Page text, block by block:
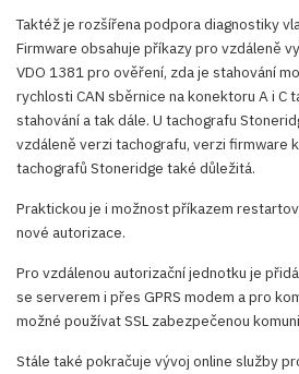
Taktéž je rozšířena podpora diagnostiky
Firmware obsahuje příkazy pro vzdáleně
VDO 1381 pro ověření, zda je stahování
rychlosti CAN sběrnice na konektoru A i C
stahování a tak dále. U tachografu
vzdáleně verzi tachografu, verzi firmware
tachografů Stoneridge také důležitá.
Praktickou je i možnost příkazem
nové autorizace.
Pro vzdálenou autorizační jednotku je
se serverem i přes GPRS modem a pro
možné používat SSL zabezpečenou
Stále také pokračuje vývoj online služby